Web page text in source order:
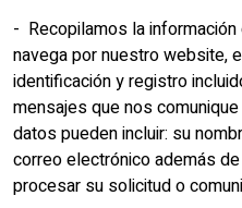
- Recopilamos la
navega por nuestro website,
identificación y registro
mensajes que nos
datos pueden incluir: su
correo electrónico además
procesar su solicitud o